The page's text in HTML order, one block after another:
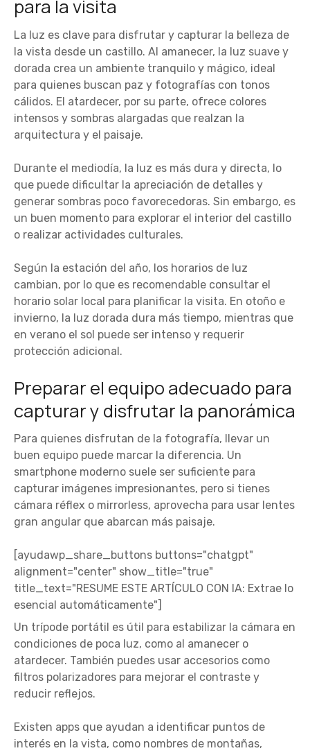
para la visita
La luz es clave para disfrutar y capturar la belleza de
la vista desde un castillo. Al amanecer, la luz suave y
dorada crea un ambiente tranquilo y mágico, ideal
para quienes buscan paz y fotografías con tonos
cálidos. El atardecer, por su parte, ofrece colores
intensos y sombras alargadas que realzan la
arquitectura y el paisaje.
Durante el mediodía, la luz es más dura y directa, lo
que puede dificultar la apreciación de detalles y
generar sombras poco favorecedoras. Sin embargo, es
un buen momento para explorar el interior del castillo
o realizar actividades culturales.
Según la estación del año, los horarios de luz
cambian, por lo que es recomendable consultar el
horario solar local para planificar la visita. En otoño e
invierno, la luz dorada dura más tiempo, mientras que
en verano el sol puede ser intenso y requerir
protección adicional.
Preparar el equipo adecuado para
capturar y disfrutar la panorámica
Para quienes disfrutan de la fotografía, llevar un
buen equipo puede marcar la diferencia. Un
smartphone moderno suele ser suficiente para
capturar imágenes impresionantes, pero si tienes
cámara réflex o mirrorless, aprovecha para usar lentes
gran angular que abarcan más paisaje.
[ayudawp_share_buttons buttons="chatgpt"
alignment="center" show_title="true"
title_text="RESUME ESTE ARTÍCULO CON IA: Extrae lo
esencial automáticamente"]
Un trípode portátil es útil para estabilizar la cámara en
condiciones de poca luz, como al amanecer o
atardecer. También puedes usar accesorios como
filtros polarizadores para mejorar el contraste y
reducir reflejos.
Existen apps que ayudan a identificar puntos de
interés en la vista, como nombres de montañas,